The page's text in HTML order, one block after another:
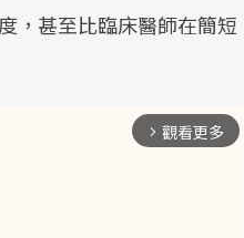
，甚至比臨床醫師在簡短
arrow_forward_ios 觀看更多